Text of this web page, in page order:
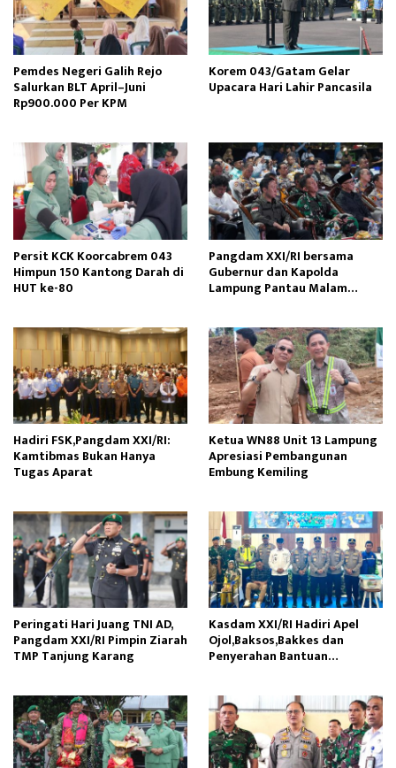
Pemdes Negeri Galih Rejo
Salurkan BLT April–Juni
Rp900.000 Per KPM
Korem 043/Gatam Gelar
Upacara Hari Lahir Pancasila
Persit KCK Koorcabrem 043
Himpun 150 Kantong Darah di
HUT ke-80
Pangdam XXI/RI bersama
Gubernur dan Kapolda
Lampung Pantau Malam
Hadiri FSK,Pangdam XXI/RI:
Kamtibmas Bukan Hanya
Tugas Aparat
Ketua WN88 Unit 13 Lampung
Apresiasi Pembangunan
Embung Kemiling
Peringati Hari Juang TNI AD,
Pangdam XXI/RI Pimpin Ziarah
TMP Tanjung Karang
Kasdam XXI/RI Hadiri Apel
Ojol,Baksos,Bakkes dan
Penyerahan Bantuan